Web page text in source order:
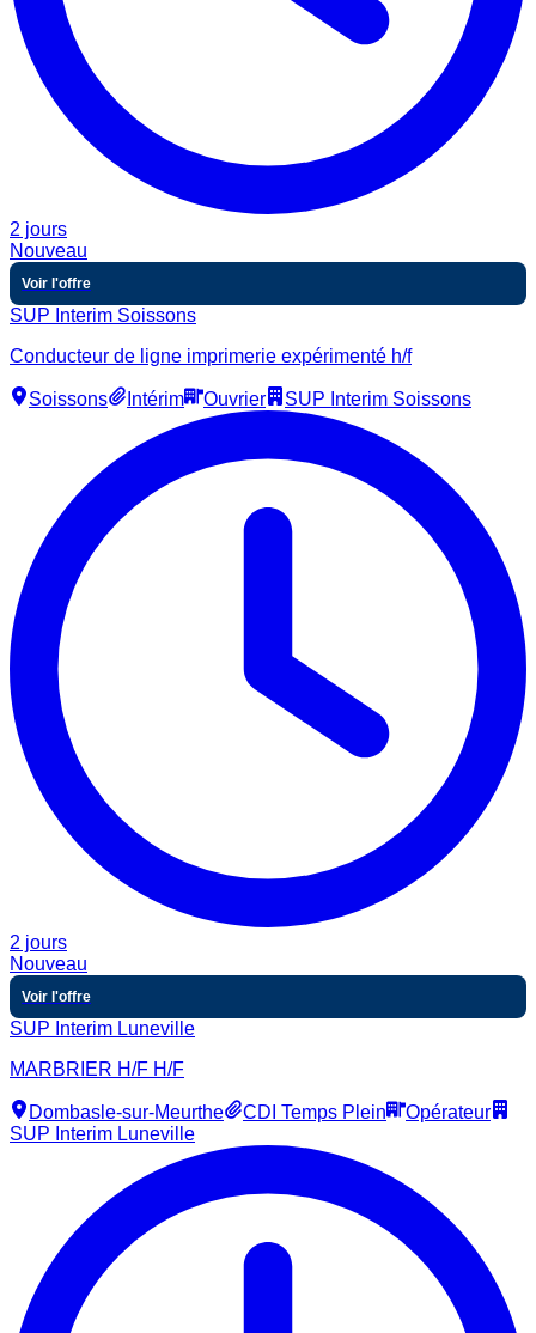
2 jours
Nouveau
Voir l'offre
SUP Interim Soissons
Conducteur de ligne imprimerie expérimenté h/f
Soissons Intérim Ouvrier SUP Interim Soissons
2 jours
Nouveau
Voir l'offre
SUP Interim Luneville
MARBRIER H/F H/F
Dombasle-sur-Meurthe CDI Temps Plein
Opérateur
SUP Interim Luneville